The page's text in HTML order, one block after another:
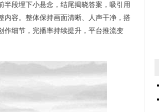
段埋下小悬念，结尾揭晓答案，吸引用
内容。整体保持画面清晰、人声干净，搭
作细节，完播率持续提升，平台推流变